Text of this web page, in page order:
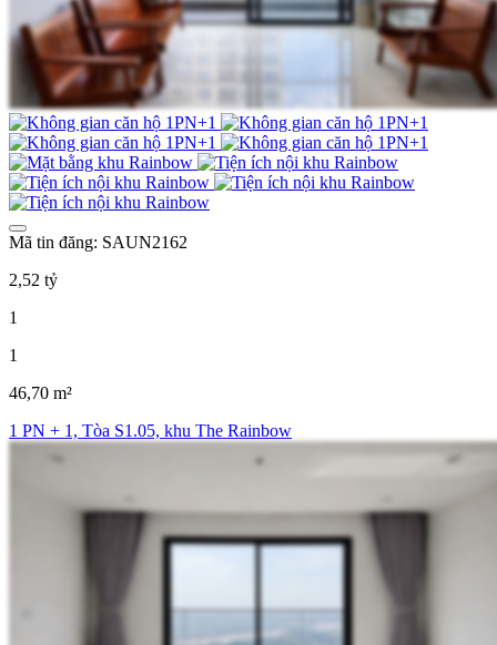
Mã tin đăng: SAUN2162
2,52 tỷ
1
1
46,70 m²
1 PN + 1, Tòa S1.05, khu The Rainbow